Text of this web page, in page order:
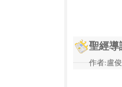
聖經導
作者:盧